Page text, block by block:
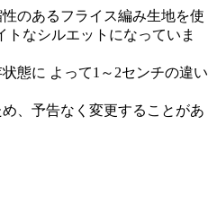
のあるフライス編み生地を使
トなシルエットになっていま
態に よって1～2センチの違い
、予告なく変更することがあ